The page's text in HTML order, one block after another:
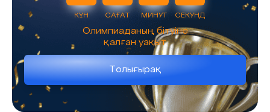
КҮН САҒАТ МИНУТ СЕКУНД
Олимпиаданың бітуіне
қалған уақыт
Толығырақ